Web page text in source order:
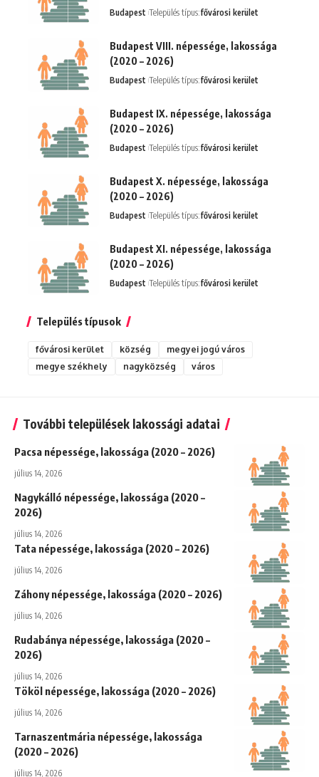
Budapest Település típus:fővárosi kerület
Budapest VIII. népessége, lakossága
(2020 – 2026)
Budapest Település típus:fővárosi kerület
Budapest IX. népessége, lakossága
(2020 – 2026)
Budapest Település típus:fővárosi kerület
Budapest X. népessége, lakossága
(2020 – 2026)
Budapest Település típus:fővárosi kerület
Budapest XI. népessége, lakossága
(2020 – 2026)
Budapest Település típus:fővárosi kerület
Település típusok
fővárosi kerület község
megyei jogú város
megye székhely
nagyközség város
További települések lakossági adatai
Pacsa népessége, lakossága (2020 – 2026)
július 14, 2026
Nagykálló népessége, lakossága (2020 –
2026)
július 14, 2026
Tata népessége, lakossága (2020 – 2026)
július 14, 2026
Záhony népessége, lakossága (2020 – 2026)
július 14, 2026
Rudabánya népessége, lakossága (2020 –
2026)
július 14, 2026
Tököl népessége, lakossága (2020 – 2026)
július 14, 2026
Tarnaszentmária népessége, lakossága
(2020 – 2026)
július 14, 2026